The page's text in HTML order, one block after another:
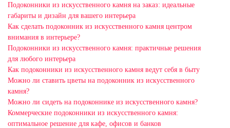
Подоконники из искусственного камня на заказ: идеальные
габариты и дизайн для вашего интерьера
Как сделать подоконник из искусственного камня центром
внимания в интерьере?
Подоконники из искусственного камня: практичные решения
для любого интерьера
Как подоконники из искусственного камня ведут себя в быту
Можно ли ставить цветы на подоконник из искусственного
камня?
Можно ли сидеть на подоконнике из искусственного камня?
Коммерческие подоконники из искусственного камня:
оптимальное решение для кафе, офисов и банков